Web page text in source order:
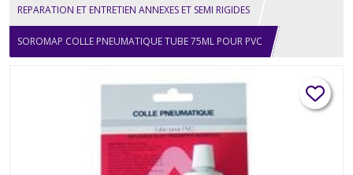
REPARATION ET ENTRETIEN ANNEXES ET SEMI RIGIDES
SOROMAP COLLE PNEUMATIQUE TUBE 75ML POUR PVC